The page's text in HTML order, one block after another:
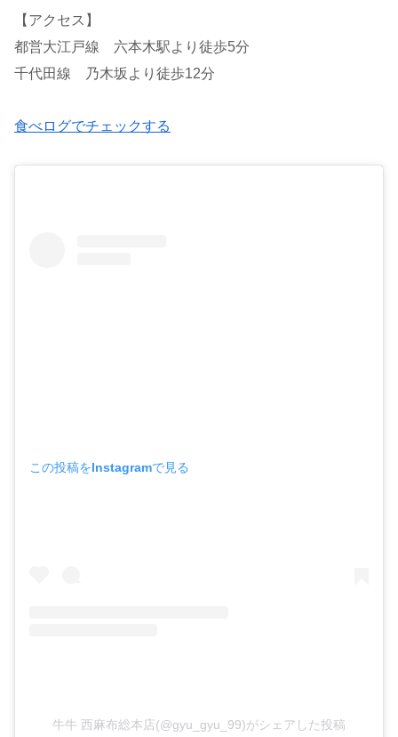
【アクセス】
都営大江戸線 六本木駅より徒歩5分
千代田線 乃木坂より徒歩12分
食べログでチェックする
この投稿をInstagramで見る
牛牛 西麻布総本店(@gyu_gyu_99)がシェアした投稿